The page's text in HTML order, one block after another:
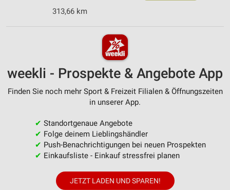
313,66 km
weekli - Prospekte & Angebote App
Finden Sie noch mehr Sport & Freizeit Filialen & Öffnungszeiten
in unserer App.
✔ Standortgenaue Angebote
✔ Folge deinem Lieblingshändler
✔ Push-Benachrichtigungen bei neuen Prospekten
✔ Einkaufsliste - Einkauf stressfrei planen
JETZT LADEN UND SPAREN!